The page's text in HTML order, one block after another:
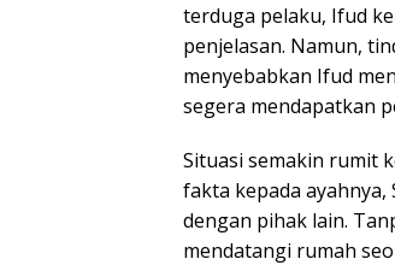
terduga pelaku, Ifud
penjelasan. Namun,
menyebabkan Ifud
segera mendapatkan
Situasi semakin rumit
fakta kepada
dengan pihak lain.
mendatangi rumah